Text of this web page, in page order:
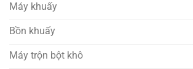
Máy khuấy
Bồn khuấy
Máy trộn bột khô